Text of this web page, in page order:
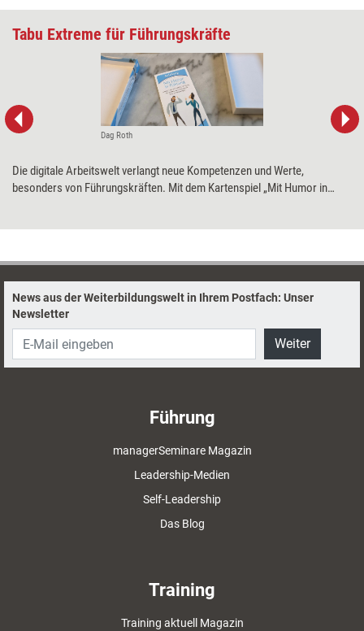
Tabu Extreme für Führungskräfte
Dag Roth
Die digitale Arbeitswelt verlangt neue Kompetenzen und Werte,
besonders von Führungskräften. Mit dem Kartenspiel „Mit Humor in
News aus der Weiterbildungswelt in Ihrem Postfach: Unser
Newsletter
Weiter
Führung
managerSeminare Magazin
Leadership-Medien
Self-Leadership
Das Blog
Training
Training aktuell Magazin